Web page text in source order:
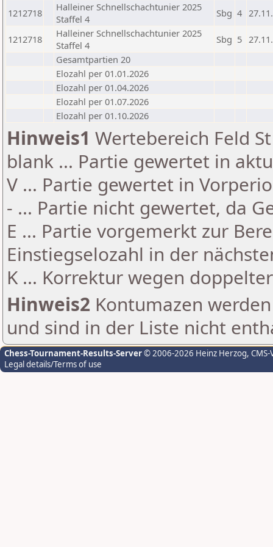
1212718
Halleiner Schnellschachtunier 2025
Staffel 4
Sbg 4
1212718
Halleiner Schnellschachtunier 2025
Staffel 4
Sbg 5
Gesamtpartien 20
Elozahl per 01.01.2026
Elozahl per 01.04.2026
Elozahl per 01.07.2026
Elozahl per 01.10.2026
Hinweis1 Wertebereich Feld
blank ... Partie gewertet in
V ... Partie gewertet in
- ... Partie nicht gewertet, da
E ... Partie vorgemerkt zur
Einstiegselozahl in der
K ... Korrektur wegen
Hinweis2 Kontumazen
und sind in der Liste nicht
Chess-Tournament-Results-Server© 2006-2026 Heinz Herzog,
Legal details/Terms of use